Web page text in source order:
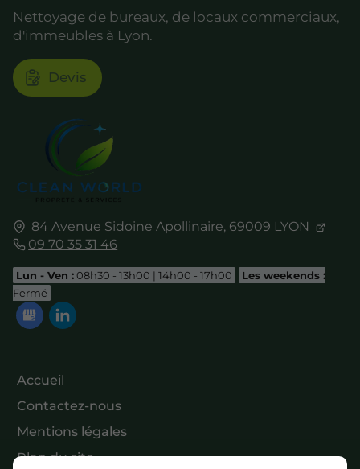
84 Avenue Sidoine Apollinaire, 69009 LYON
09 70 35 31 46
Lun - Ven :08h30 - 13h00 | 14h00 - 17h00
Les weekends :
Fermé
Accueil
Contactez-nous
Mentions légales
Plan du site
Nettoyage de bureaux, de locaux commerciaux,
d'immeubles à Lyon.
Devis